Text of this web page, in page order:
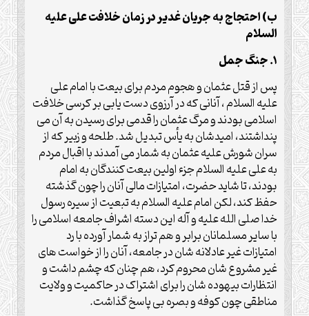
ب) احتجاج به جریان غدیر در زمان خلافت علی علیه
السلام
1. جنگ جمل
پس از قتل عثمان و هجوم مردم برای بیعت با امام علی
علیه السلام ، آنانی که در آرزوی دست یابی بر کرسی خلافت
اسلامی بودند و مرگ عثمان را قدمی برای رسیدن به آن می
پنداشتند، امیدشان به یأس تبدیل شد. طلحه و زبیر که از
سران شورش علیه عثمان به شمار می آمدند با اقبال مردم
به علی علیه السلام جزء اولین بیعت کنندگان به امام
بودند، تا شاید حضرت، امتیازات مالی آنان را چون گذشته
حفظ کند، لکن امام علیه السلام به تبعیت از سیره رسول
خدا صلی الله علیه و آله این دسته اشراف جامعه اسلامی را
با سایر مسلمانان برابر و هم تراز به شمار آورده با رد
امتیازات غیر عادلانه شان در جامعه، آنان را از خواست های
غیر مشروع شان محروم کرد، هم چنان که چشم داشت و
انتظارات بیهوده شان را برای اشتراک در حاکمیت و ولایت
مناطقی چون کوفه و بصره بی پاسخ گذاشت.